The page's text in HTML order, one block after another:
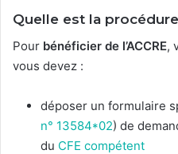
Quelle est la
Pour bénéficier de l’ACCRE,
vous devez :
déposer un formulaire
n° 13584*02) de
du CFE compétent